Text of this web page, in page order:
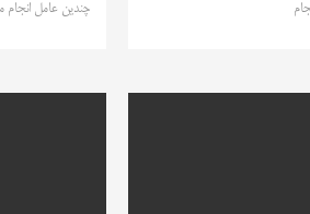
چندین عامل